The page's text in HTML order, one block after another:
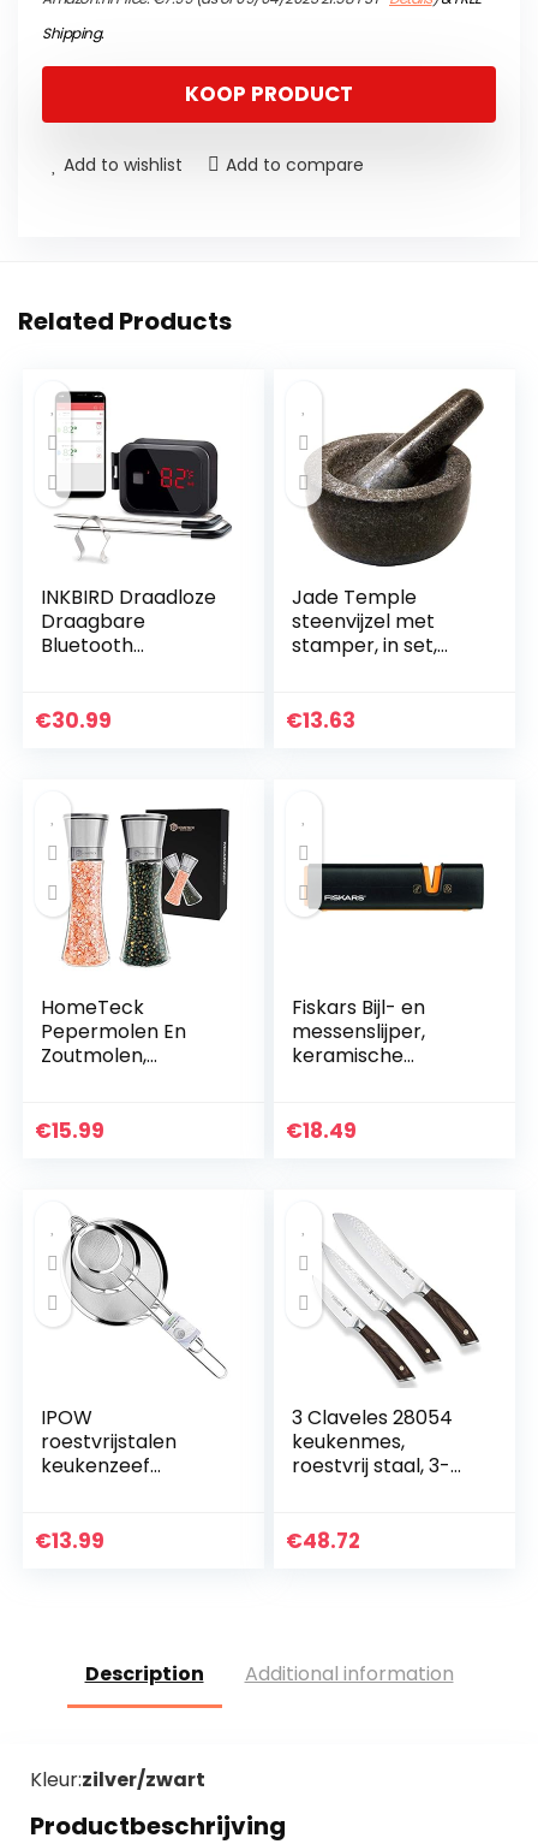
Shipping.
KOOP PRODUCT
Add to wishlist Add to compare
Related Products
INKBIRD Draadloze
Draagbare
Bluetooth
Dubbele Sonde,
€30.99
Jade Temple
steenvijzel met
stamper, in set,
van massief
€13.63
HomeTeck
Pepermolen En
Zoutmolen,
Van Hoogwaardig
€15.99
Fiskars Bijl- en
messenslijper,
keramische
glasvezelversterkt
€18.49
IPOW
roestvrijstalen
keukenzeef
set met 3 maten
€13.99
3 Claveles 28054
keukenmes,
roestvrij staal, 3-
€48.72
Description Additional information
Kleur:zilver/zwart
Productbeschrijving